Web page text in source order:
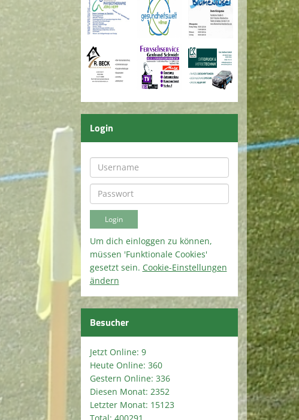
Login
Um dich einloggen zu können,
müssen 'Funktionale Cookies'
gesetzt sein. Cookie-Einstellungen
ändern
Besucher
Jetzt Online: 9
Heute Online: 360
Gestern Online: 336
Diesen Monat: 2352
Letzter Monat: 15123